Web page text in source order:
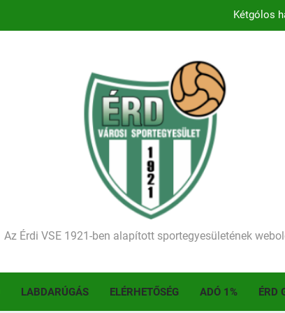
Kétgólos
Történelmet írt az I. Érdi Football
Ellenfelünk visszalépése miatt játék
Kezdődik a
Történelmet írt az I. Érdi Football
Az Érdi VSE 1921-ben alapított sportegyesületének
LABDARÚGÁS ELÉRHETŐSÉG ADÓ 1% ÉRD